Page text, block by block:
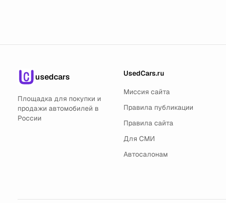
usedcars
Площадка для покупки и
продажи автомобилей в
России
UsedCars.ru
Миссия сайта
Правила публикации
Правила сайта
Для СМИ
Автосалонам